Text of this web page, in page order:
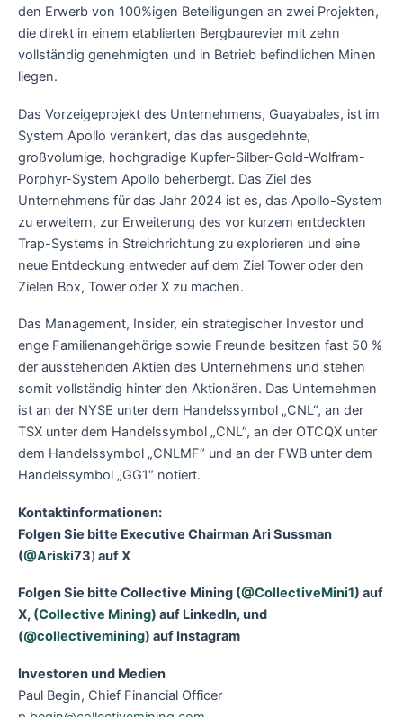
den Erwerb von 100%igen Beteiligungen an zwei Projekten,
die direkt in einem etablierten Bergbaurevier mit zehn
vollständig genehmigten und in Betrieb befindlichen Minen
liegen.
Das Vorzeigeprojekt des Unternehmens, Guayabales, ist im
System Apollo verankert, das das ausgedehnte,
großvolumige, hochgradige Kupfer-Silber-Gold-Wolfram-
Porphyr-System Apollo beherbergt. Das Ziel des
Unternehmens für das Jahr 2024 ist es, das Apollo-System
zu erweitern, zur Erweiterung des vor kurzem entdeckten
Trap-Systems in Streichrichtung zu explorieren und eine
neue Entdeckung entweder auf dem Ziel Tower oder den
Zielen Box, Tower oder X zu machen.
Das Management, Insider, ein strategischer Investor und
enge Familienangehörige sowie Freunde besitzen fast 50 %
der ausstehenden Aktien des Unternehmens und stehen
somit vollständig hinter den Aktionären. Das Unternehmen
ist an der NYSE unter dem Handelssymbol „CNL“, an der
TSX unter dem Handelssymbol „CNL“, an der OTCQX unter
dem Handelssymbol „CNLMF“ und an der FWB unter dem
Handelssymbol „GG1“ notiert.
Kontaktinformationen:
Folgen Sie bitte Executive Chairman Ari Sussman
(@Ariski73) auf X
Folgen Sie bitte Collective Mining (@CollectiveMini1) auf
X, (Collective Mining) auf LinkedIn, und
(@collectivemining) auf Instagram
Investoren und Medien
Paul Begin, Chief Financial Officer